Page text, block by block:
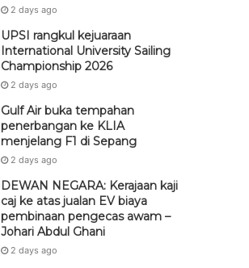
2 days ago
UPSI rangkul kejuaraan
International University Sailing
Championship 2026
2 days ago
Gulf Air buka tempahan
penerbangan ke KLIA
menjelang F1 di Sepang
2 days ago
DEWAN NEGARA: Kerajaan kaji
caj ke atas jualan EV biaya
pembinaan pengecas awam –
Johari Abdul Ghani
2 days ago